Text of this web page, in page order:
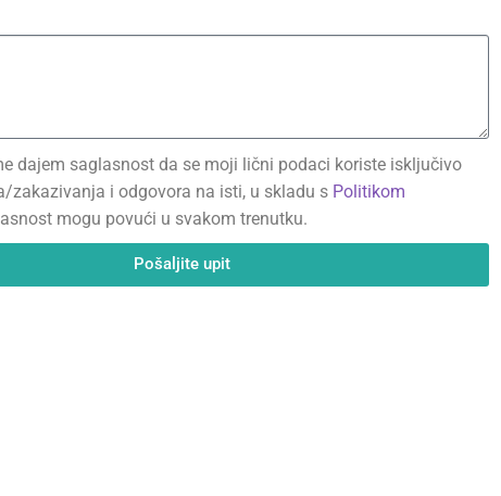
dajem saglasnost da se moji lični podaci koriste isključivo
zakazivanja i odgovora na isti, u skladu s Politikom
mogu povući u svakom trenutku.
Pošaljite upit